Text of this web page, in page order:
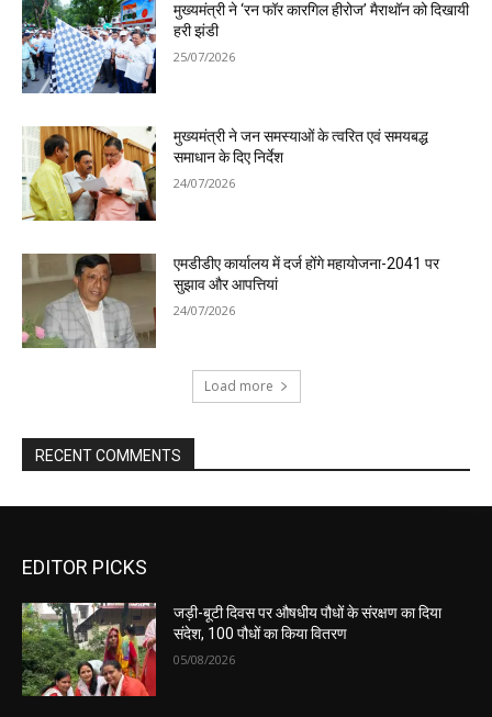
मुख्यमंत्री ने ‘रन फॉर कारगिल हीरोज’ मैराथॉन को दिखायी
हरी झंडी
25/07/2026
मुख्यमंत्री ने जन समस्याओं के त्वरित एवं समयबद्ध
समाधान के दिए निर्देश
24/07/2026
एमडीडीए कार्यालय में दर्ज होंगे महायोजना-2041 पर
सुझाव और आपत्तियां
24/07/2026
Load more
RECENT COMMENTS
EDITOR PICKS
जड़ी-बूटी दिवस पर औषधीय पौधों के संरक्षण का दिया
संदेश, 100 पौधों का किया वितरण
05/08/2026